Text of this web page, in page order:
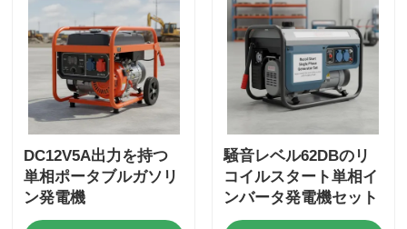
DC12V5A出力を持つ
単相ポータブルガソリ
ン発電機
騒音レベル62DBのリ
コイルスタート単相イ
ンバータ発電機セット
工事用・非常用電源に